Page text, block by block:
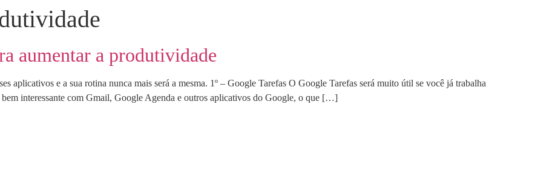
aumentar a produtividade
aplicativos e a sua rotina nunca mais será a mesma. 1º – Google Tarefas O Google Tarefas será muito útil se você já trabalha
interessante com Gmail, Google Agenda e outros aplicativos do Google, o que […]